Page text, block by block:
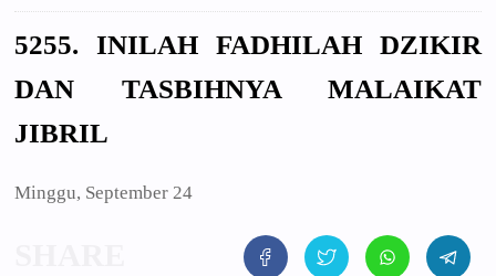
5255. INILAH FADHILAH DZIKIR
DAN TASBIHNYA MALAIKAT
JIBRIL
Minggu, September 24